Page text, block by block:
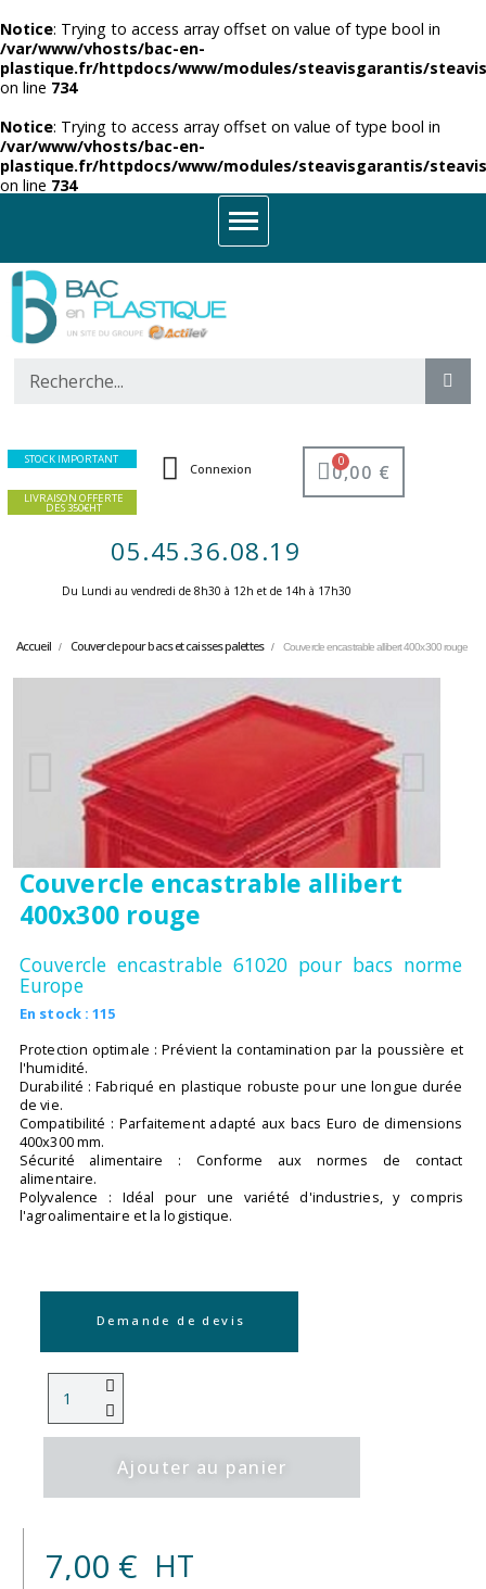
Notice: Trying to access array offset on value of type bool in
/var/www/vhosts/bac-en-
plastique.fr/httpdocs/www/modules/steavisgarantis/
on line 734
Notice: Trying to access array offset on value of type bool in
/var/www/vhosts/bac-en-
plastique.fr/httpdocs/www/modules/steavisgarantis/
on line 734
STOCK IMPORTANT
LIVRAISON OFFERTE
DES 350€HT
Connexion 0,00 €
05.45.36.08.19
Du Lundi au vendredi de 8h30 à 12h et de 14h à 17h30 ​
Accueil Couvercle pour bacs et caisses palettes Couvercle encastrable allibert 400x300 rouge
Couvercle encastrable allibert
400x300 rouge
Couvercle encastrable 61020 pour bacs norme
Europe
En stock : 115
Protection optimale : Prévient la contamination par la poussière et
l'humidité.
Durabilité : Fabriqué en plastique robuste pour une longue durée
de vie.
Compatibilité : Parfaitement adapté aux bacs Euro de dimensions
400x300 mm.
Sécurité alimentaire : Conforme aux normes de contact
alimentaire.
Polyvalence : Idéal pour une variété d'industries, y compris
l'agroalimentaire et la logistique.
Demande de devis
Ajouter au panier
7,00 € HT